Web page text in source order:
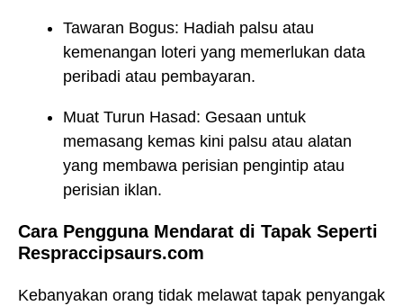
Tawaran Bogus: Hadiah palsu atau
kemenangan loteri yang memerlukan data
peribadi atau pembayaran.
Muat Turun Hasad: Gesaan untuk
memasang kemas kini palsu atau alatan
yang membawa perisian pengintip atau
perisian iklan.
Cara Pengguna Mendarat di Tapak Seperti
Respraccipsaurs.com
Kebanyakan orang tidak melawat tapak penyangak